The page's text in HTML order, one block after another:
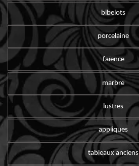
bibelots
porcelaine
faïence
marbre
lustres
appliques
tableaux anciens